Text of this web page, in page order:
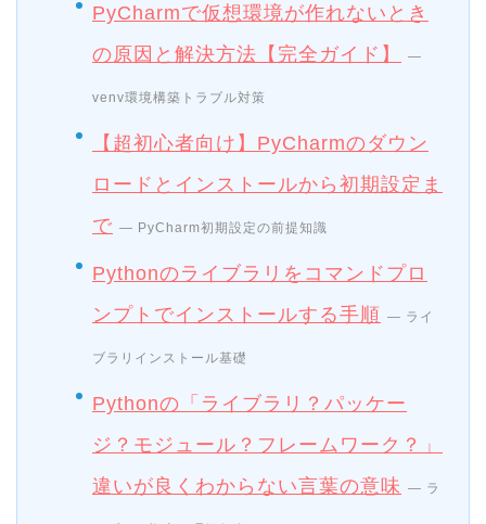
PyCharmで仮想環境が作れないとき
の原因と解決方法【完全ガイド】
—
venv環境構築トラブル対策
【超初心者向け】PyCharmのダウン
ロードとインストールから初期設定ま
で — PyCharm初期設定の前提知識
Pythonのライブラリをコマンドプロ
ンプトでインストールする手順 — ライ
ブラリインストール基礎
Pythonの「ライブラリ？パッケー
ジ？モジュール？フレームワーク？」
違いが良くわからない言葉の意味 — ラ